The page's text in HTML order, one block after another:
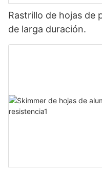
Rastrillo de hojas de
de larga duración.